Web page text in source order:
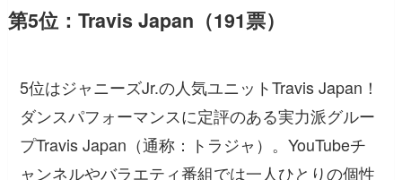
第5位：Travis Japan（191票）
5位はジャニーズJr.の人気ユニットTravis Japan！
ダンスパフォーマンスに定評のある実力派グルー
プTravis Japan（通称：トラジャ）。YouTubeチ
ャンネルやバラエティ番組では一人ひとりの個性